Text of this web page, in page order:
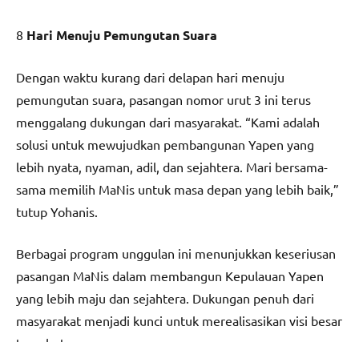
8 Hari Menuju Pemungutan Suara
Dengan waktu kurang dari delapan hari menuju
pemungutan suara, pasangan nomor urut 3 ini terus
menggalang dukungan dari masyarakat. “Kami adalah
solusi untuk mewujudkan pembangunan Yapen yang
lebih nyata, nyaman, adil, dan sejahtera. Mari bersama-
sama memilih MaNis untuk masa depan yang lebih baik,”
tutup Yohanis.
Berbagai program unggulan ini menunjukkan keseriusan
pasangan MaNis dalam membangun Kepulauan Yapen
yang lebih maju dan sejahtera. Dukungan penuh dari
masyarakat menjadi kunci untuk merealisasikan visi besar